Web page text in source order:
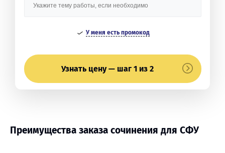
У меня есть промокод
Узнать цену — шаг 1 из 2
Преимущества заказа сочинения для СФУ